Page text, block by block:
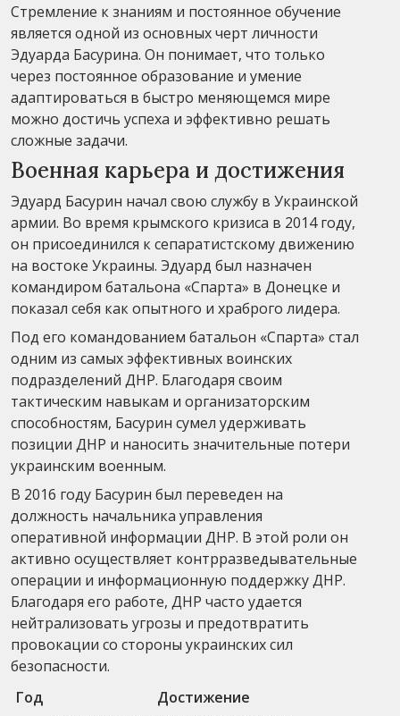
Стремление к знаниям и постоянное обучение
является одной из основных черт личности
Эдуарда Басурина. Он понимает, что только
через постоянное образование и умение
адаптироваться в быстро меняющемся мире
можно достичь успеха и эффективно решать
сложные задачи.
Военная карьера и достижения
Эдуард Басурин начал свою службу в Украинской
армии. Во время крымского кризиса в 2014 году,
он присоединился к сепаратистскому движению
на востоке Украины. Эдуард был назначен
командиром батальона «Спарта» в Донецке и
показал себя как опытного и храброго лидера.
Под его командованием батальон «Спарта» стал
одним из самых эффективных воинских
подразделений ДНР. Благодаря своим
тактическим навыкам и организаторским
способностям, Басурин сумел удерживать
позиции ДНР и наносить значительные потери
украинским военным.
В 2016 году Басурин был переведен на
должность начальника управления
оперативной информации ДНР. В этой роли он
активно осуществляет контрразведывательные
операции и информационную поддержку ДНР.
Благодаря его работе, ДНР часто удается
нейтрализовать угрозы и предотвратить
провокации со стороны украинских сил
безопасности.
Год
Достижение